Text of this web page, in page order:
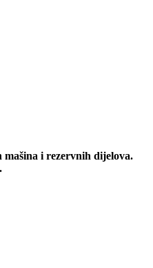
i rezervnih dijelova.